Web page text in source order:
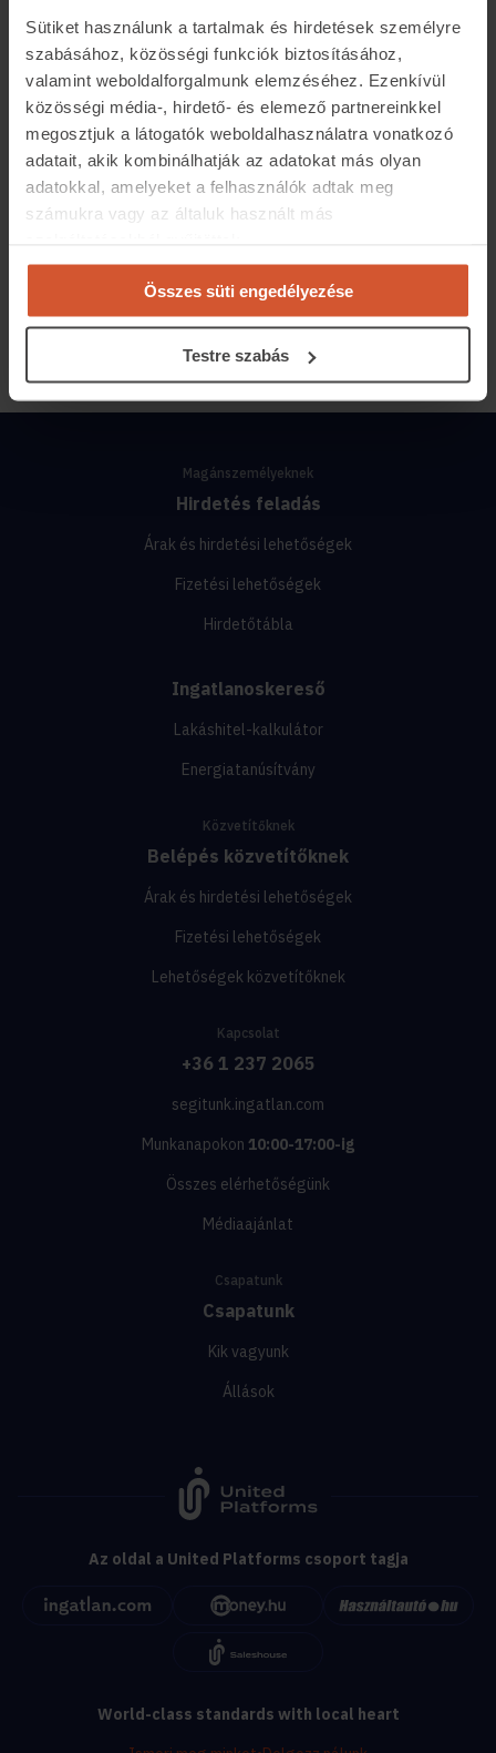
Sütiket használunk a tartalmak és hirdetések személyre
szabásához, közösségi funkciók biztosításához,
valamint weboldalforgalmunk elemzéséhez. Ezenkívül
közösségi média-, hirdető- és elemező partnereinkkel
megosztjuk a látogatók weboldalhasználatra vonatkozó
adatait, akik kombinálhatják az adatokat más olyan
adatokkal, amelyeket a felhasználók adtak meg
számukra vagy az általuk használt más
Összes süti engedélyezése
Testre szabás
Magánszemélyeknek
Hirdetés feladás
Árak és hirdetési lehetőségek
Fizetési lehetőségek
Hirdetőtábla
Ingatlanoskereső
Lakáshitel-kalkulátor
Energiatanúsítvány
Közvetítőknek
Belépés közvetítőknek
Árak és hirdetési lehetőségek
Fizetési lehetőségek
Lehetőségek közvetítőknek
Kapcsolat
+36 1 237 2065
segitunk.ingatlan.com
Munkanapokon 10:00-17:00-ig
Összes elérhetőségünk
Médiaajánlat
Csapatunk
Csapatunk
Kik vagyunk
Állások
Az oldal a United Platforms csoport tagja
World-class standards with local heart